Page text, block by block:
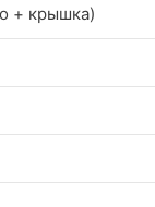
+ крышка)